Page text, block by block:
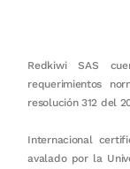
Redkiwi SAS
requerimientos
resolución 312 del
Internacional
avalado por la